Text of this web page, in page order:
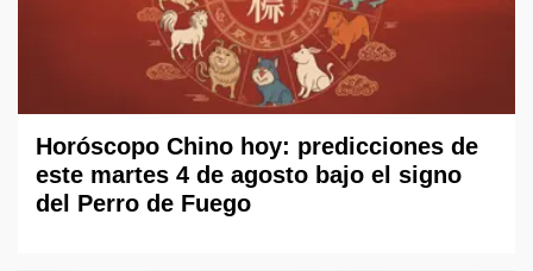
Horóscopo Chino hoy: predicciones de
este martes 4 de agosto bajo el signo
del Perro de Fuego